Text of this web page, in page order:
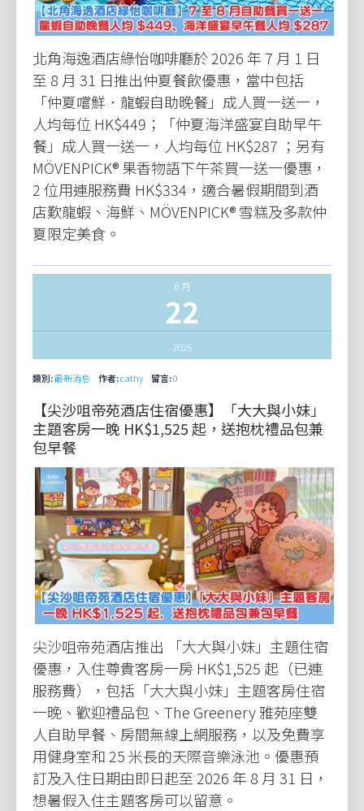
北角海逸酒店綠怡咖啡廳於 2026 年 7 月 1 日
至 8 月 31 日推出仲夏餐飲優惠，當中包括
「仲夏嚐鮮．龍蝦自助晚餐」成人買一送一，
人均每位 HK$449；「仲夏海洋盛宴自助早午
餐」成人買一送一，人均每位 HK$287 ；另有
MÖVENPICK® 果香物語下午茶買一送一優惠，
2 位用連服務費 HK$334，適合暑假期間到酒
店歎龍蝦、海鮮、MÖVENPICK® 雪糕及多款仲
夏限定美食。
6 月
22
2026
類別:最新消息 作者:cathy 留言:0
【尖沙咀帝苑酒店住宿優惠】「大大與小妹」
主題客房一晚 HK$1,525 起，送抱枕禮品包兼
包早餐
尖沙咀帝苑酒店推出 「大大與小妹」主題住宿
優惠，入住尊貴客房一房 HK$1,525 起（已連
服務費），包括「大大與小妹」主題客房住宿
一晚、歡迎禮品包、The Greenery 雅苑座雙
人自助早餐、房間無線上網服務，以及免費享
用健身室和 25 米長的天際音樂泳池。優惠預
訂及入住日期由即日起至 2026 年 8 月 31 日，
想暑假入住主題客房可以留意。